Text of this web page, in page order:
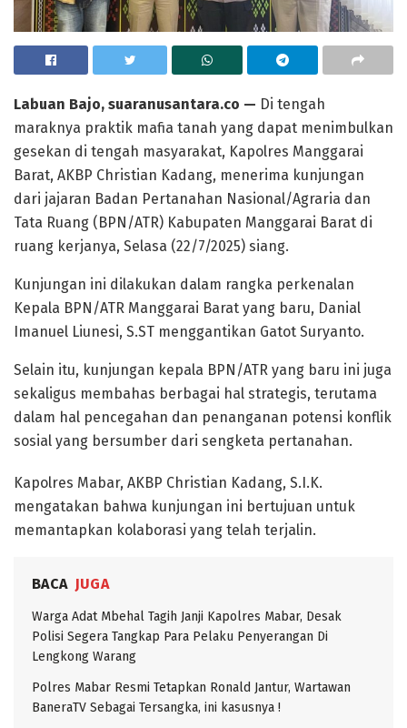
Labuan Bajo, suaranusantara.co — Di tengah
maraknya praktik mafia tanah yang dapat menimbulkan
gesekan di tengah masyarakat, Kapolres Manggarai
Barat, AKBP Christian Kadang, menerima kunjungan
dari jajaran Badan Pertanahan Nasional/Agraria dan
Tata Ruang (BPN/ATR) Kabupaten Manggarai Barat di
ruang kerjanya, Selasa (22/7/2025) siang.
Kunjungan ini dilakukan dalam rangka perkenalan
Kepala BPN/ATR Manggarai Barat yang baru, Danial
Imanuel Liunesi, S.ST menggantikan Gatot Suryanto.
Selain itu, kunjungan kepala BPN/ATR yang baru ini juga
sekaligus membahas berbagai hal strategis, terutama
dalam hal pencegahan dan penanganan potensi konflik
sosial yang bersumber dari sengketa pertanahan.
Kapolres Mabar, AKBP Christian Kadang, S.I.K.
mengatakan bahwa kunjungan ini bertujuan untuk
memantapkan kolaborasi yang telah terjalin.
BACA JUGA
Warga Adat Mbehal Tagih Janji Kapolres Mabar, Desak
Polisi Segera Tangkap Para Pelaku Penyerangan Di
Lengkong Warang
Polres Mabar Resmi Tetapkan Ronald Jantur, Wartawan
BaneraTV Sebagai Tersangka, ini kasusnya !